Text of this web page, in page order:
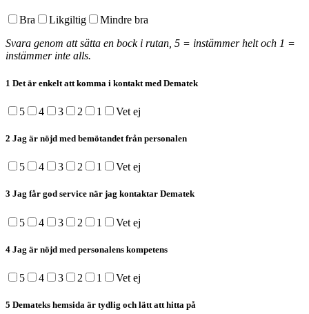
Bra Likgiltig
Mindre bra
Svara genom att sätta en bock i rutan, 5 = instämmer helt och 1 =
instämmer inte alls.
1 Det är enkelt att komma i kontakt med Dematek
5 4 3 2 1 Vet ej
2 Jag är nöjd med bemötandet från personalen
5 4 3 2 1 Vet ej
3 Jag får god service när jag kontaktar Dematek
5 4 3 2 1 Vet ej
4 Jag är nöjd med personalens kompetens
5 4 3 2 1 Vet ej
5 Demateks hemsida är tydlig och lätt att hitta på